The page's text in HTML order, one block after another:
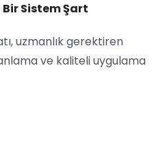
Sistem Şart
uzmanlık gerektiren
ve kaliteli uygulama